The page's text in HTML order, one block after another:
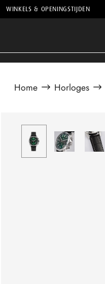
WINKELS & OPENINGSTIJDEN
Home Horloges